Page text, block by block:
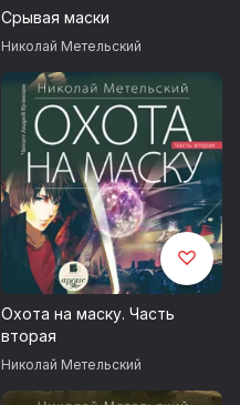
Срывая маски
Николай Метельский
Охота на маску. Часть
вторая
Николай Метельский